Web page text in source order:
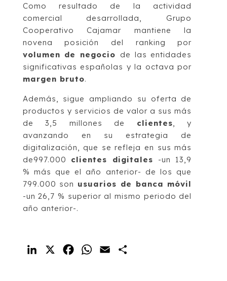
Como resultado de la actividad
comercial desarrollada, Grupo
Cooperativo Cajamar mantiene la
novena posición del ranking por
volumen de negocio de las entidades
significativas españolas y la octava por
margen bruto.
Además, sigue ampliando su oferta de
productos y servicios de valor a sus más
de 3,5 millones de clientes , y
avanzando en su estrategia de
digitalización, que se refleja en sus más
de997.000 clientes digitales -un 13,9
% más que el año anterior- de los que
799.000 son usuarios de banca móvil
-un 26,7 % superior al mismo periodo del
año anterior-.
LinkedIn FacebookWhatsApp
Email